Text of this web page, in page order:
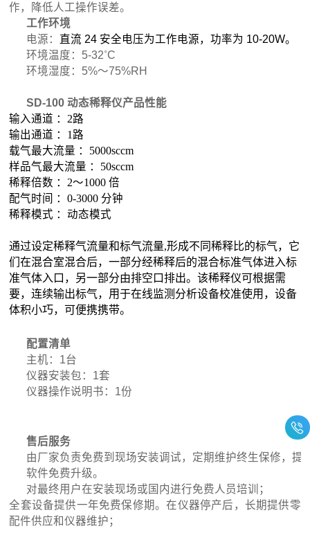
作，降低人工操作误差。
工作环境
电源： 直流 24 安全电压为工作电源，功率为 10-20W。
环境温度： 5-32˚C
环境湿度： 5%～75%RH
SD-100 动态稀释仪产品性能
输入通道 ： 2路
输出通道 ： 1 路
载气最大流量 ： 5000sccm
样品气最大流量 ： 50sccm
稀释倍数 ： 2～1000倍
配气时间 ：0-3000 分钟
稀释模式 ：动态模式
通过设定稀释气流量和标气流量,形成不同稀释比的标气，它
们在混合室混合后，一部分经稀释后的混合标准气体进入标
准气体入口，另一部分由排空口排出。该稀释仪可根据需
要，连续输出标气，用于在线监测分析设备校准使用，设备
体积小巧，可便携携带。
配置清单
主机： 1台
仪器安装包： 1套
仪器操作说明书： 1份
售后服务
由厂家负责免费到现场安装调试，定期维护终生保修，提
软件免费升级。
对最终用户在安装现场或国内进行免费人员培训；
全套设备提供一年免费保修期。在仪器停产后，长期提供零
配件供应和仪器维护；